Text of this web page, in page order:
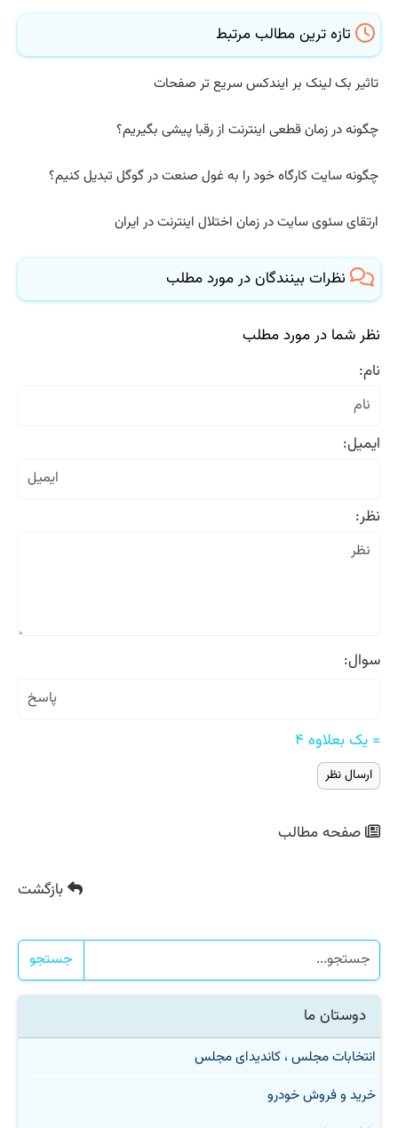
تازه ترین مطالب مرتبط
تاثیر بک لینک بر ایندکس سریع تر صفحات
چگونه در زمان قطعی اینترنت از رقبا پیشی بگیریم؟
چگونه سایت کارگاه خود را به غول صنعت در گوگل تبدیل کنیم؟
ارتقای سئوی سایت در زمان اختلال اینترنت در ایران
نظرات بینندگان در مورد مطلب
نظر شما در مورد مطلب
نام:
ایمیل:
نظر:
سوال:
= یک بعلاوه ۴
صفحه مطالب
بازگشت
جستجو
دوستان ما
انتخابات مجلس ، کاندیدای مجلس
خرید و فروش خودرو